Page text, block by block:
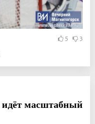
5 3
идёт масштабный